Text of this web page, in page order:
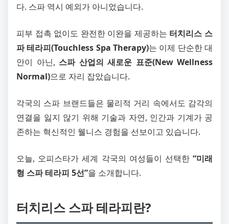
다. 스파 역시 예외가 아니었습니다.
피부 접촉 없이도 완전한 이완을 제공하는 터치리스 스
파 테라피(Touchless Spa Therapy)는 이제 단순한 대
안이 아닌, 스파 산업의 새로운 표준(New Wellness
Normal)으로 자리 잡았습니다.
각국의 스파 브랜드들은 물리적 거리 속에서도 감각의
연결을 잃지 않기 위해 기술과 자연, 인간과 기계가 공
존하는 혁신적인 웰니스 경험을 선보이고 있습니다.
오늘, 오피스타가 세계 각국의 여성들이 선택한 “미래
형 스파 테라피 5선”을 소개합니다.
터치리스 스파 테라피란?